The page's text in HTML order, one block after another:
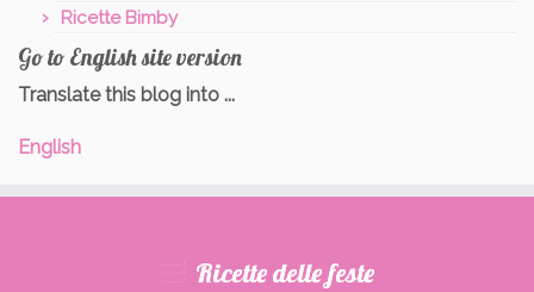
Ricette Bimby
Go to English site version
Translate this blog into ...
English
Ricette delle feste